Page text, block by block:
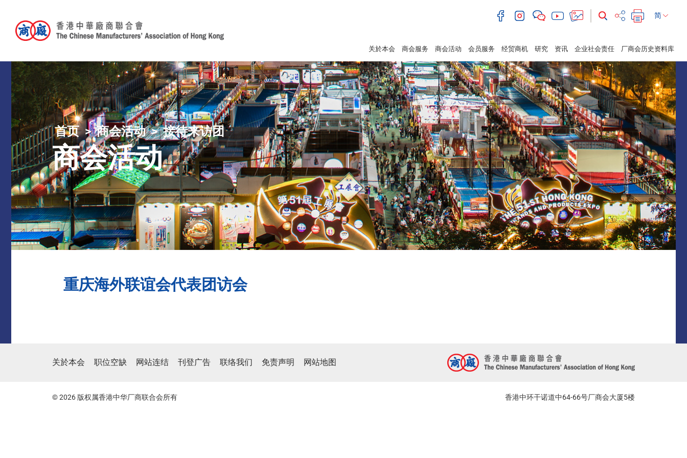
简
关於本会 商会服务 商会活动 会员服务 经贸商机 研究 资讯 企业社会责任 厂商会历史资料库
首页 商会活动 接待来访团
商会活动
重庆海外联谊会代表团访会
关於本会 职位空缺 网站连结 刊登广告 联络我们 免责声明 网站地图
© 2026 版权属香港中华厂商联合会所有 香港中环干诺道中64-66号厂商会大厦5楼